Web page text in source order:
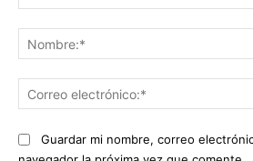
Guardar mi nombre, correo